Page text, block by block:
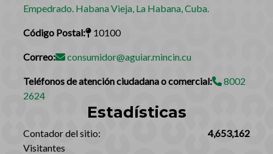
Empedrado. Habana Vieja, La Habana, Cuba.
Código Postal: 10100
Correo: consumidor@aguiar.mincin.cu
Teléfonos de atención ciudadana o comercial:
8002
2624
Estadísticas
‎Contador del sitio:‎
4,653,162
Visitantes